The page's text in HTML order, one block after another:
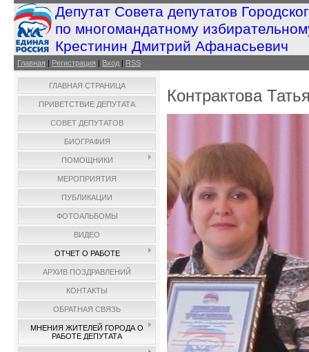
Депутат Совета депутатов
по многомандатному
Крестинин Дмитрий Афанасьевич
Главная | Регистрация | Вход | RSS
ГЛАВНАЯ СТРАНИЦА
ПРИВЕТСТВИЕ ДЕПУТАТА
СОВЕТ ДЕПУТАТОВ
БИОГРАФИЯ
ПОМОЩНИКИ
МЕРОПРИЯТИЯ
ПУБЛИКАЦИИ
ФОТОАЛЬБОМЫ
ВИДЕО
ОТЧЕТ О РАБОТЕ
АРХИВ ПОЗДРАВЛЕНИЙ
КОНТАКТЫ
ОБРАТНАЯ СВЯЗЬ
МНЕНИЯ ЖИТЕЛЕЙ ГОРОДА О
РАБОТЕ ДЕПУТАТА
Контрактова